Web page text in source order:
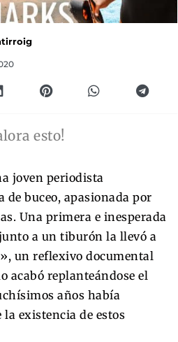
esto!
joven periodista
buceo, apasionada por
Una primera e inesperada
a un tiburón la llevó a
un reflexivo documental
acabó replanteándose el
años había
existencia de estos